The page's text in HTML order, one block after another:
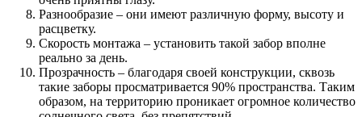
Разнообразие – они имеют различную форму, высоту и
расцветку.
Скорость монтажа – установить такой забор вполне
реально за день.
Прозрачность – благодаря своей конструкции, сквозь
такие заборы просматривается 90% пространства. Таким
образом, на территорию проникает огромное количество